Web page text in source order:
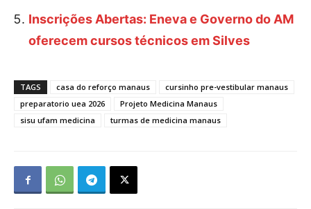
Inscrições Abertas: Eneva e Governo do AM
oferecem cursos técnicos em Silves
TAGS casa do reforço manaus
cursinho pre-vestibular manaus
preparatorio uea 2026
Projeto Medicina Manaus
sisu ufam medicina
turmas de medicina manaus